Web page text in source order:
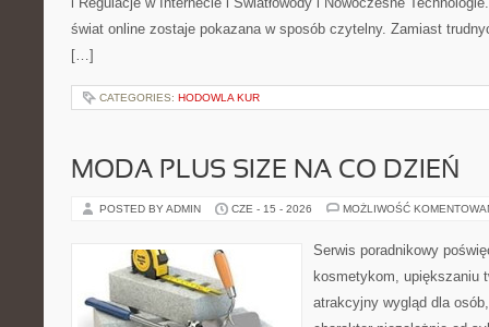
świat online zostaje pokazana w sposób czytelny. Zamiast
[…]
CATEGORIES: HODOWLA KUR
MODA PLUS SIZE NA CO DZIEŃ
POSTED BY ADMIN CZE - 15 - 2026 MOŻLIWOŚĆ
Serwis poradnikowy
kosmetykom, upiększaniu
atrakcyjny wygląd dla